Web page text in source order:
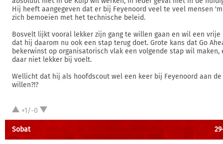
Hij heeft aangegeven dat er bij Feyenoord veel te veel mensen
zich bemoeien met het technische beleid.
Bosvelt lijkt vooral lekker zijn gang te willen gaan en wil een vrije
dat hij daarom nu ook een stap terug doet. Grote kans dat Go
bekerwinst op organisatorisch vlak een volgende stap wil maken,
daar niet lekker bij voelt.
Wellicht dat hij als hoofdscout wel een keer bij Feyenoord aan de
willen?!?
+1/-0
Sobat